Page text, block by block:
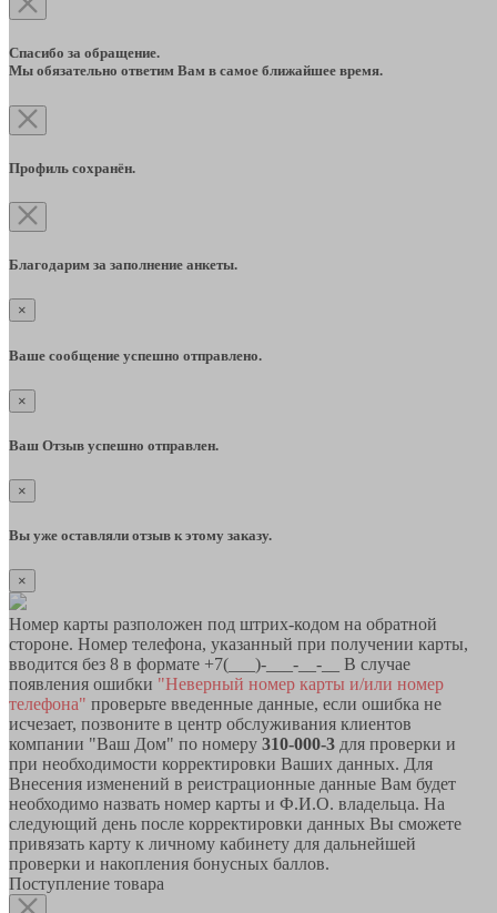
Спасибо за обращение.
Мы обязательно ответим Вам в самое ближайшее время.
Профиль сохранён.
Благодарим за заполнение анкеты.
×
Ваше сообщение успешно отправлено.
×
Ваш Отзыв успешно отправлен.
×
Вы уже оставляли отзыв к этому заказу.
×
Номер карты разположен под штрих-кодом на обратной
стороне. Номер телефона, указанный при получении карты,
вводится без 8 в формате +7(___)-___-__-__ В случае
появления ошибки "Неверный номер карты и/или номер
телефона" проверьте введенные данные, если ошибка не
исчезает, позвоните в центр обслуживания клиентов
компании "Ваш Дом" по номеру 310-000-3 для проверки и
при необходимости корректировки Ваших данных. Для
Внесения изменений в реистрационные данные Вам будет
необходимо назвать номер карты и Ф.И.О. владельца. На
следующий день после корректировки данных Вы сможете
привязать карту к личному кабинету для дальнейшей
проверки и накопления бонусных баллов.
Поступление товара